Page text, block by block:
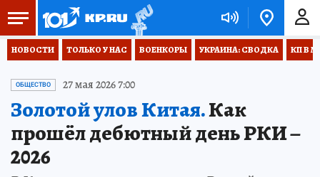
НОВОСТИ ТОЛЬКО У НАС ВОЕНКОРЫ УКРАИНА: СВОДКА КП В
ОБЩЕСТВО 27 мая 2026 7:00
Золотой улов Китая.Как
прошёл дебютный день РКИ –
2026